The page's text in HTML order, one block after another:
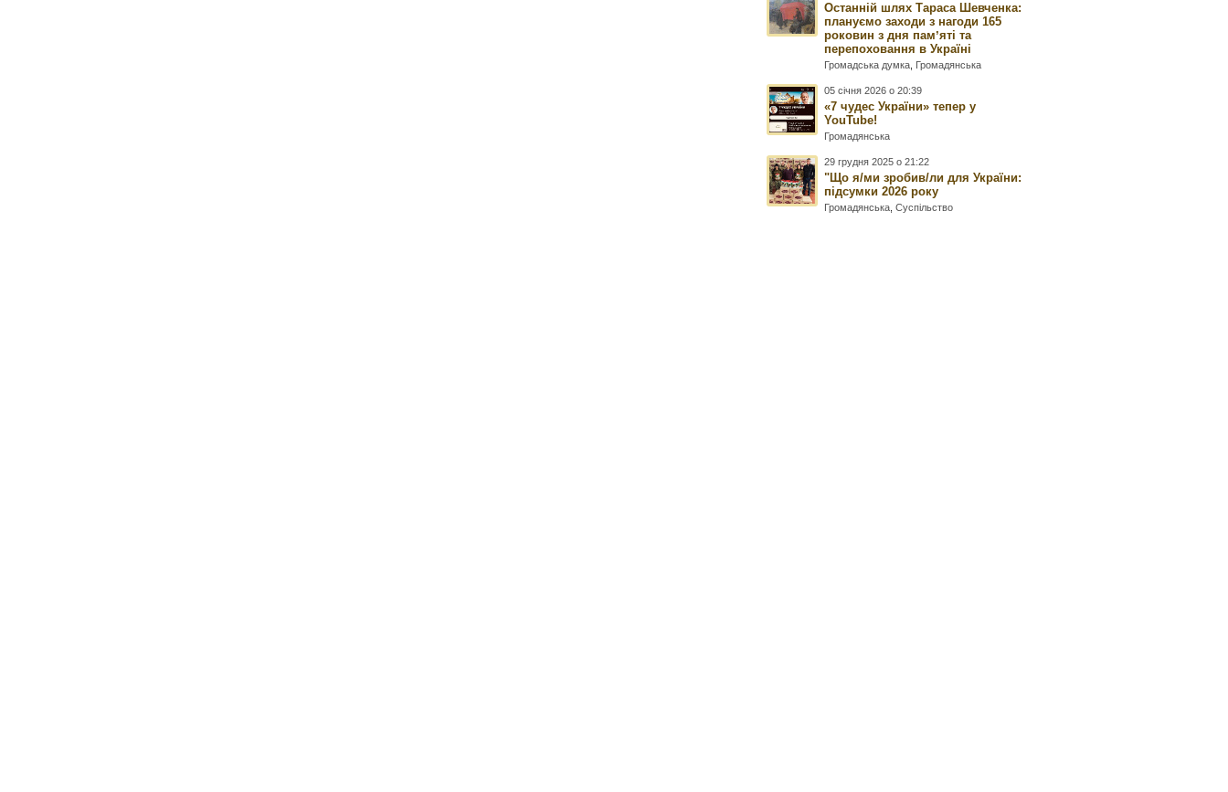
Останній шлях Тараса Шевченка:
плануємо заходи з нагоди 165
роковин з дня памʼяті та
перепоховання в Україні
Громадська думка Громадянська
05 січня 2026 о 20:39
«7 чудес України» тепер у
YouTube!
Громадянська
29 грудня 2025 о 21:22
"Що я/ми зробив/ли для України:
підсумки 2026 року
Громадянська ,Суспільство